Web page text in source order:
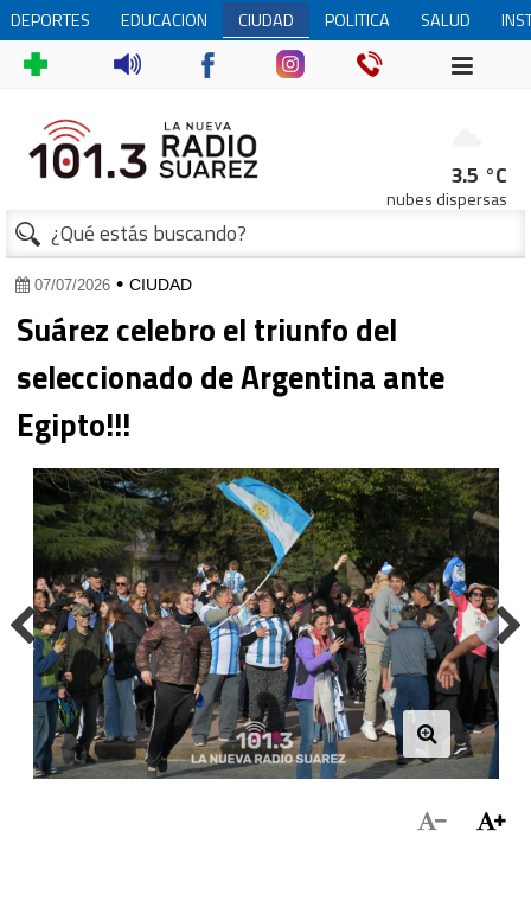
DEPORTES EDUCACION CIUDAD POLITICA SALUD
3.5 °C
nubes dispersas
07/07/2026• CIUDAD
Suárez celebro el triunfo del
seleccionado de Argentina ante
Egipto!!!